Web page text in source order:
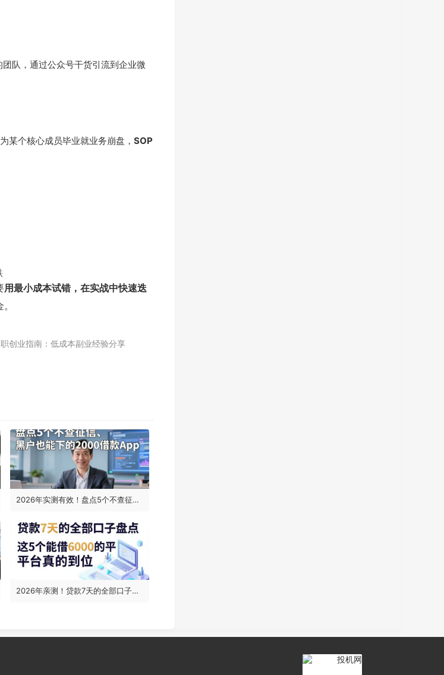
队，通过公众号干货引流到企业微
某个核心成员毕业就业务崩盘， SOP
用最小成本试错，在实战中快速迭
创业指南：低成本副业经验分享
2026年实测有效！盘点5个不查征信、黑户也能下的2000借款App，正规信贷银行在线申请
2026年亲测！贷款7天的全部口子盘点，这5个能借6000的平台真的到位